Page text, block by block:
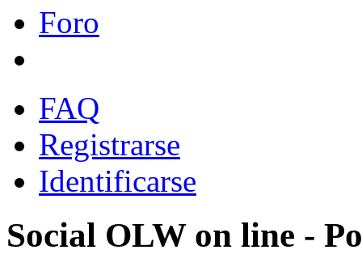
Foro
FAQ
Registrarse
Identificarse
Social OLW on line -